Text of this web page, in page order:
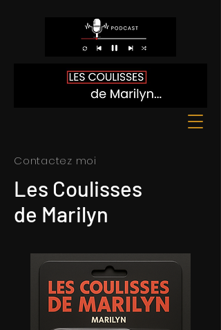
Contactez moi
Les Coulisses
de Marilyn